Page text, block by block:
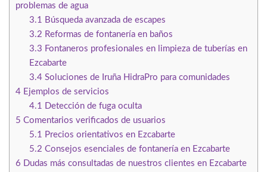
problemas de agua
3.1
Búsqueda avanzada de escapes
3.2 Reformas de fontanería en baños
3.3 Fontaneros profesionales en limpieza de tuberías en
Ezcabarte
3.4Soluciones de Iruña HidraPro para comunidades
4 Ejemplos de servicios
4.1
Detección de fuga oculta
5 Comentarios verificados de usuarios
5.1
Precios orientativos en Ezcabarte
5.2 Consejos esenciales de fontanería en Ezcabarte
6 Dudas más consultadas de nuestros clientes en Ezcabarte